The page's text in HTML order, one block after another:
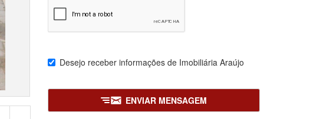
Desejo receber informações de Imobiliária Araújo
ENVIAR MENSAGEM